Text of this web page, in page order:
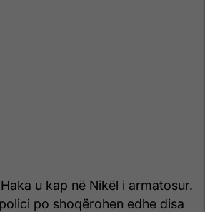
u kap në Nikël i armatosur.
po shoqërohen edhe disa